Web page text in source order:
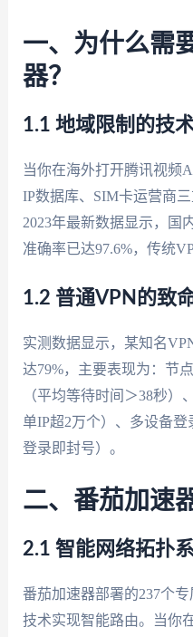
一、为什么需
器？
1.1 地域限制的技
当你在海外打开腾讯视频
IP数据库、SIM卡运营商
2023年最新数据显示，国
准确率已达97.6%，传统
1.2 普通VPN的致
实测数据显示，某知名
达79%，主要表现为：节
（平均等待时间＞38秒）
单IP超2万个）、多设备
登录即封号）。
二、番茄加速
2.1 智能网络拓扑
番茄加速器部署的237个
技术实现智能路由。当你